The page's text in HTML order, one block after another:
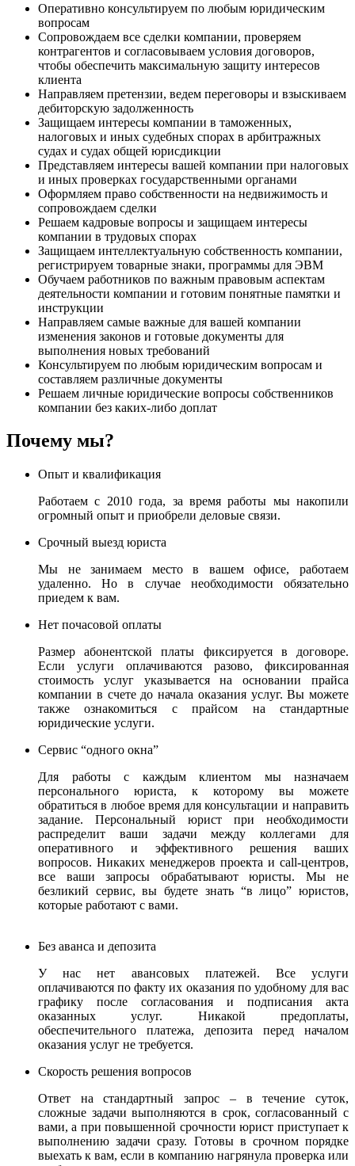
Оперативно консультируем по любым юридическим
вопросам
Сопровождаем все сделки компании, проверяем
контрагентов и согласовываем условия договоров,
чтобы обеспечить максимальную защиту интересов
клиента
Направляем претензии, ведем переговоры и взыскиваем
дебиторскую задолженность
Защищаем интересы компании в таможенных,
налоговых и иных судебных спорах в арбитражных
судах и судах общей юрисдикции
Представляем интересы вашей компании при налоговых
и иных проверках государственными органами
Оформляем право собственности на недвижимость и
сопровождаем сделки
Решаем кадровые вопросы и защищаем интересы
компании в трудовых спорах
Защищаем интеллектуальную собственность компании,
регистрируем товарные знаки, программы для ЭВМ
Обучаем работников по важным правовым аспектам
деятельности компании и готовим понятные памятки и
инструкции
Направляем самые важные для вашей компании
изменения законов и готовые документы для
выполнения новых требований
Консультируем по любым юридическим вопросам и
составляем различные документы
Решаем личные юридические вопросы собственников
компании без каких-либо доплат
Почему мы?
Опыт и квалификация
Работаем с 2010 года, за время работы мы накопили
огромный опыт и приобрели деловые связи.
Срочный выезд юриста
Мы не занимаем место в вашем офисе, работаем
удаленно. Но в случае необходимости обязательно
приедем к вам.
Нет почасовой оплаты
Размер абонентской платы фиксируется в договоре.
Если услуги оплачиваются разово, фиксированная
стоимость услуг указывается на основании прайса
компании в счете до начала оказания услуг. Вы можете
также ознакомиться с прайсом на стандартные
юридические услуги.
Сервис “одного окна”
Для работы с каждым клиентом мы назначаем
персонального юриста, к которому вы можете
обратиться в любое время для консультации и направить
задание. Персональный юрист при необходимости
распределит ваши задачи между коллегами для
оперативного и эффективного решения ваших
вопросов. Никаких менеджеров проекта и call-центров,
все ваши запросы обрабатывают юристы. Мы не
безликий сервис, вы будете знать “в лицо” юристов,
которые работают с вами.
Без аванса и депозита
У нас нет авансовых платежей. Все услуги
оплачиваются по факту их оказания по удобному для вас
графику после согласования и подписания акта
оказанных услуг. Никакой предоплаты,
обеспечительного платежа, депозита перед началом
оказания услуг не требуется.
Скорость решения вопросов
Ответ на стандартный запрос – в течение суток,
сложные задачи выполняются в срок, согласованный с
вами, а при повышенной срочности юрист приступает к
выполнению задачи сразу. Готовы в срочном порядке
выехать к вам, если в компанию нагрянула проверка или